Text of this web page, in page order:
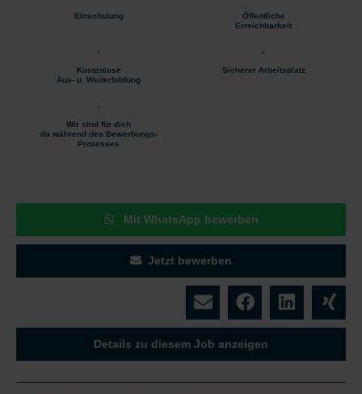
Einschulung
Öffentliche
Erreichbarkeit
Kostenlose
Aus- u. Weiterbildung
Sicherer Arbeitsplatz
Wir sind für dich
da während des Bewerbungs-
Prozesses
Mit WhatsApp bewerben
Jetzt bewerben
Details zu diesem Job anzeigen